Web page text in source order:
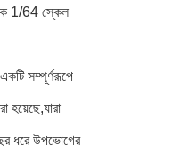
1/64 স্কেল
সম্পূর্ণরূপে
হয়েছে,যারা
ধরে উপভোগের